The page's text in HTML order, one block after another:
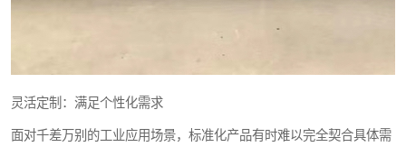
灵活定制：满足个性化需求
面对千差万别的工业应用场景，标准化产品有时难以完全契合具体需